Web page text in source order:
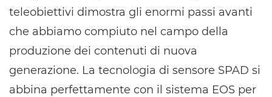
teleobiettivi dimostra gli enormi passi avanti
che abbiamo compiuto nel campo della
produzione dei contenuti di nuova
generazione. La tecnologia di sensore SPAD si
abbina perfettamente con il sistema EOS per